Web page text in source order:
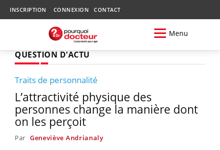
INSCRIPTION CONNEXION CONTACT
Menu
QUESTION D'ACTU
Traits de personnalité
L’attractivité physique des
personnes change la manière dont
on les perçoit
Par Geneviève Andrianaly